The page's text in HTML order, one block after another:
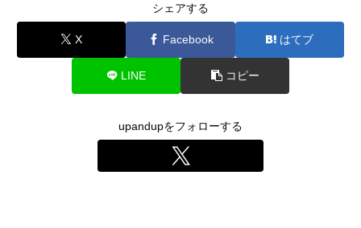
シェアする
X Facebook はてブ
LINE コピー
upandupをフォローする